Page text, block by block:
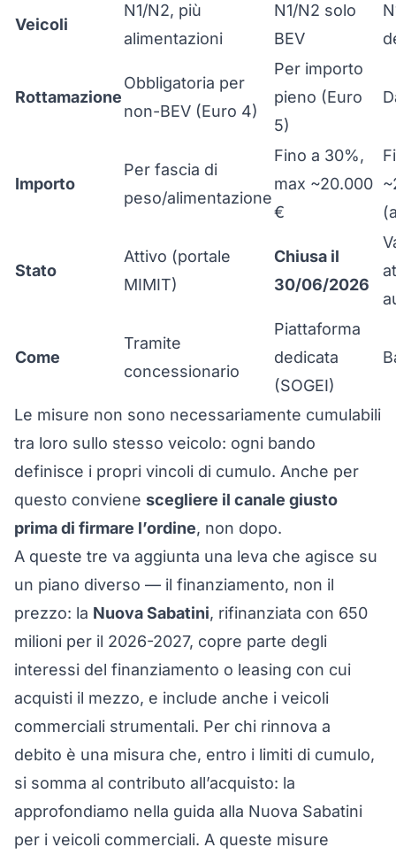
Veicoli
N1/N2, più
alimentazioni
N1/N2 solo
BEV
Rottamazione
Obbligatoria per
non-BEV (Euro 4)
Per importo
pieno (Euro
5)
Importo
Per fascia di
peso/alimentazione
Fino a 30%,
max ~20.000
€
Stato
Attivo (portale
MIMIT)
Chiusa il
30/06/2026
Come
Tramite
concessionario
Piattaforma
dedicata
(SOGEI)
Le misure non sono necessariamente cumulabili
tra loro sullo stesso veicolo: ogni bando
definisce i propri vincoli di cumulo. Anche per
questo conviene scegliere il canale giusto
prima di firmare l’ordine, non dopo.
A queste tre va aggiunta una leva che agisce su
un piano diverso — il finanziamento, non il
prezzo: la Nuova Sabatini, rifinanziata con 650
milioni per il 2026-2027, copre parte degli
interessi del finanziamento o leasing con cui
acquisti il mezzo, e include anche i veicoli
commerciali strumentali. Per chi rinnova a
debito è una misura che, entro i limiti di cumulo,
si somma al contributo all’acquisto: la
approfondiamo nella guida alla Nuova Sabatini
per i veicoli commerciali. A queste misure